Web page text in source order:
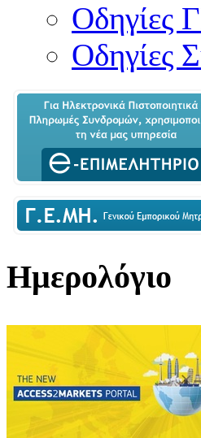
Οδηγίες
Οδηγίες
Ημερολόγιο